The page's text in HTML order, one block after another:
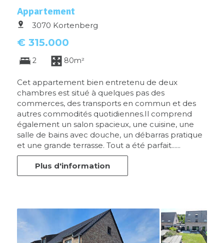
Appartement
3070 Kortenberg
€ 315.000
2 80m²
Cet appartement bien entretenu de deux
chambres est situé à quelques pas des
commerces, des transports en commun et des
autres commodités quotidiennes.Il comprend
également un salon spacieux, une cuisine, une
salle de bains avec douche, un débarras pratique
et une grande terrasse. Tout a été parfait......
Plus d'information